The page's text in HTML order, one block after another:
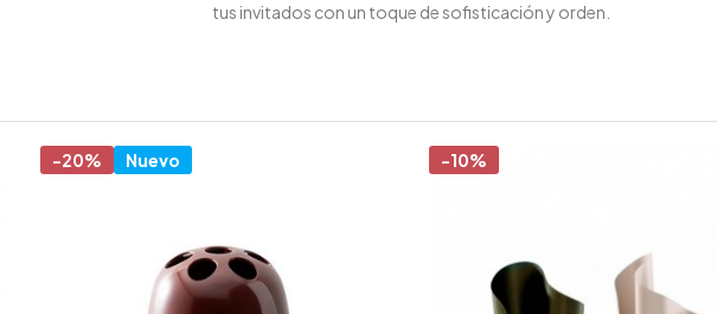
tus invitados con un toque de sofisticación y orden.
-20% Nuevo -10%